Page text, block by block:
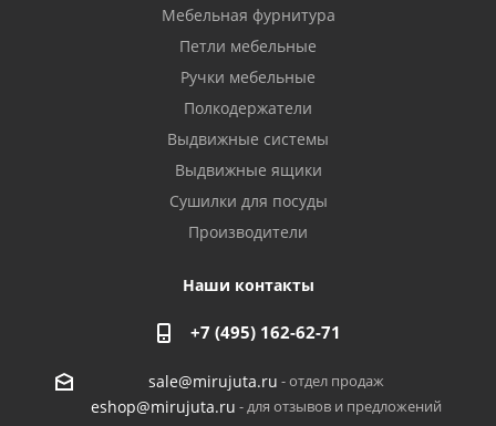
Мебельная фурнитура
Петли мебельные
Ручки мебельные
Полкодержатели
Выдвижные системы
Выдвижные ящики
Сушилки для посуды
Производители
Наши контакты
+7 (495) 162-62-71
sale@mirujuta.ru - отдел продаж
eshop@mirujuta.ru - для отзывов и предложений